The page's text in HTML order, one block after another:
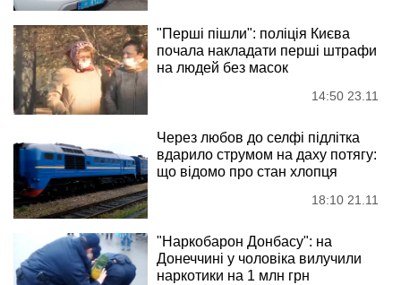
"Перші пішли": поліція Києва
почала накладати перші штрафи
на людей без масок
14:50 23.11
Через любов до селфі підлітка
вдарило струмом на даху потягу:
що відомо про стан хлопця
18:10 21.11
"Наркобарон Донбасу": на
Донеччині у чоловіка вилучили
наркотики на 1 млн грн